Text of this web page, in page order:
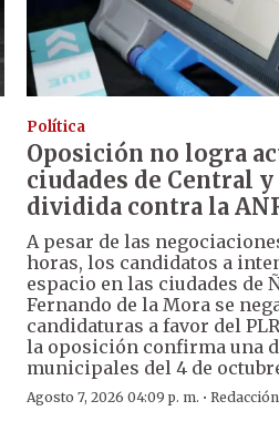
Política
Oposición no logra
ciudades de Central
dividida contra la
A pesar de las
horas, los candidatos a
espacio en las ciudades de
Fernando de la Mora se
candidaturas a favor del
la oposición confirma una
municipales del 4 de
Agosto 7, 2026 04:09 p. m. ·